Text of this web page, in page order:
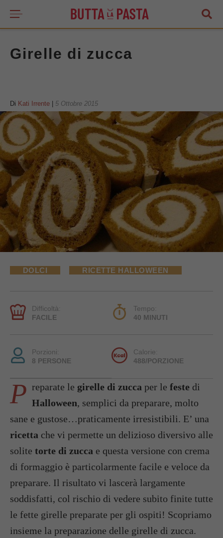
Girelle di zucca
Di Kati Irrente 5 Ottobre 2015
DOLCI RICETTE HALLOWEEN
Difficoltà:
FACILE
Tempo:
40 MINUTI
Porzioni:
8 PERSONE
Calorie:
488/PORZIONE
P reparate le girelle di zucca per le feste di
Halloween, semplici da preparare, molto
sane e gustose…praticamente irresistibili. E’ una
ricetta che vi permette un delizioso diversivo alle
solite torte di zucca e questa versione con crema
di formaggio è particolarmente facile e veloce da
preparare. Il risultato vi lascerà largamente
soddisfatti, col rischio di vedere subito finite tutte
le fette girelle preparate per gli ospiti! Scopriamo
insieme la preparazione delle girelle di zucca.